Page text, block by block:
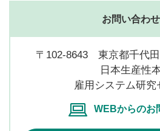
お問い合わ
〒102-8643 東京都千代
日本生産性
雇用システム研究
WEBからのお